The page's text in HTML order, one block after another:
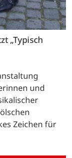
„Typisch
und
Zeichen für